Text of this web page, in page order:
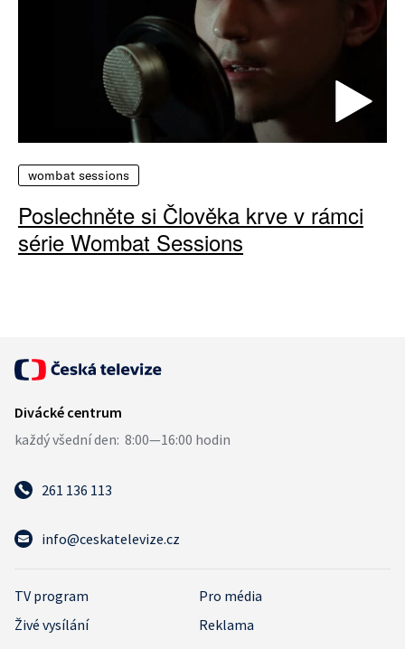
wombat sessions
Poslechněte si Člověka krve v rámci
série Wombat Sessions
261 136 113
info@ceskatelevize.cz
TV program
Pro média
Živé vysílání
Reklama